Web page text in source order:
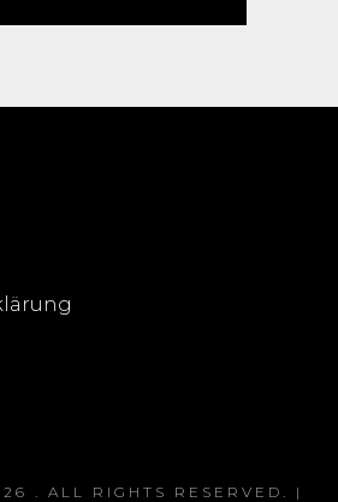
. ALL RIGHTS RESERVED. |